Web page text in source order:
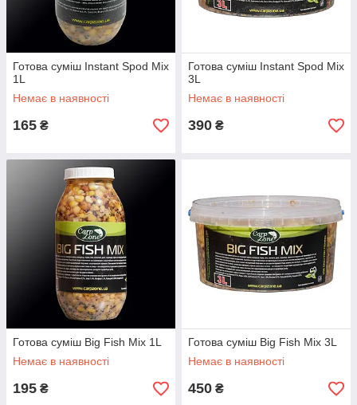
Готова суміш Instant Spod Mix
1L
Немає в наявності
165 ₴
Готова суміш Instant Spod Mix
3L
Немає в наявності
390 ₴
Готова суміш Big Fish Mix 1L
Немає в наявності
195 ₴
Готова суміш Big Fish Mix 3L
Немає в наявності
450 ₴